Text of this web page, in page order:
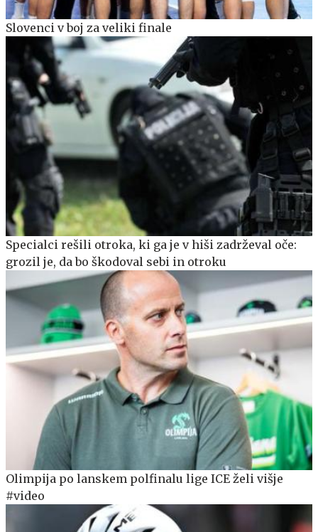
Slovenci v boj za veliki finale
Specialci rešili otroka, ki ga je v hiši zadrževal oče:
grozil je, da bo škodoval sebi in otroku
Olimpija po lanskem polfinalu lige ICE želi višje
#video